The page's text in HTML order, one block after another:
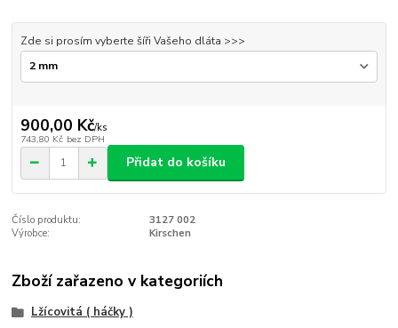
Zde si prosím vyberte šíři Vašeho dláta >>>
900,00 Kč/ks
743,80 Kč bez DPH
Přidat do košíku
Číslo produktu:
3127 002
Výrobce:
Kirschen
Zboží zařazeno v kategoriích
Lžícovitá ( háčky )